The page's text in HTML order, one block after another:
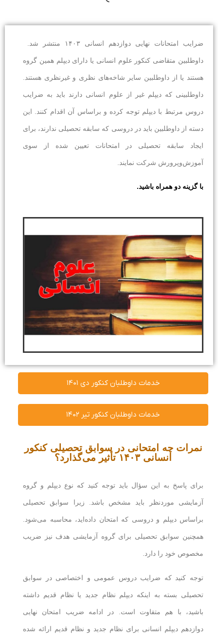
ضرایب امتحانات نهایی دوازدهم انسانی ۱۴۰۳ منتشر شد.
داوطلبین متقاضی کنکور علوم انسانی یا دارای دیپلم همین گروه
هستند یا از داوطلبین سایر شاخه‌های نظری و غیرنظری هستند.
داوطلبینی که دیپلم غیر از علوم انسانی دارند باید به ضرایب
دروس مرتبط با دیپلم توجه کرده و براساس آن اقدام کنند. این
دسته از داوطلبین باید در دروسی که سابقه تحصیلی ندارند، برای
ایجاد سابقه تحصیلی در امتحانات تعیین شده از سوی
آموزش‌وپرورش شرکت نمایند.
با گزینه دو همراه باشید.
خدمات داوطلبان کنکور دی ۱۴۰۱
خدمات داوطلبان کنکور تیر ۱۴۰۲
نمرات چه امتحانی در سوابق تحصیلی کنکور
انسانی ۱۴۰۳ تأثیر می‌گذارد؟
برای پاسخ به این سؤال باید توجه کنید که نوع دیپلم و گروه
آزمایشی موردنظر باید مشخص باشد. زیرا سوابق تحصیلی
براساس دیپلم و دروسی که امتحان داده‌اید، محاسبه می‌شود.
همچنین سوابق تحصیلی برای گروه آزمایشی هدف نیز ضریب
مخصوص خود را دارد.
توجه کنید که ضرایب دروس عمومی و اختصاصی در سوابق
تحصیلی بسته به اینکه دیپلم نظام جدید یا نظام قدیم داشته
باشید، با هم متفاوت است. در ادامه ضریب امتحان نهایی
دوازدهم دیپلم انسانی برای نظام جدید و نظام قدیم ارائه شده